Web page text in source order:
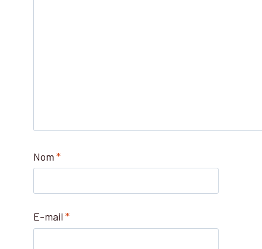
Nom *
E-mail *